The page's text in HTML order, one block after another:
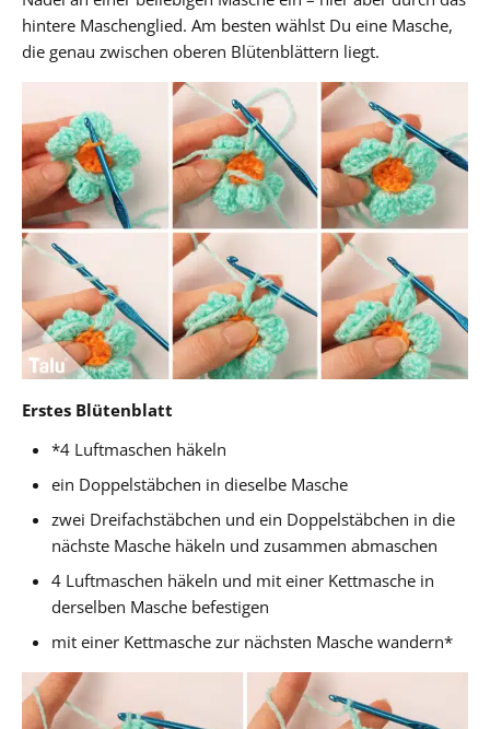
hintere Maschenglied. Am besten wählst Du eine Masche,
die genau zwischen oberen Blütenblättern liegt.
Erstes Blütenblatt
*4 Luftmaschen häkeln
ein Doppelstäbchen in dieselbe Masche
zwei Dreifachstäbchen und ein Doppelstäbchen in die
nächste Masche häkeln und zusammen abmaschen
4 Luftmaschen häkeln und mit einer Kettmasche in
derselben Masche befestigen
mit einer Kettmasche zur nächsten Masche wandern*